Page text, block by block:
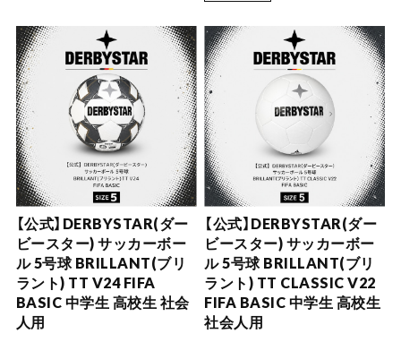
【公式】DERBYSTAR(ダー
ビースター) サッカーボー
ル 5号球 BRILLANT(ブリ
ラント) TT V24 FIFA
BASIC 中学生 高校生 社会
人用
【公式】DERBYSTAR(ダー
ビースター) サッカーボー
ル 5号球 BRILLANT(ブリ
ラント) TT CLASSIC V22
FIFA BASIC 中学生 高校生
社会人用